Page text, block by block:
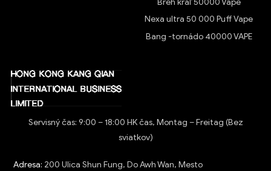
Nexa ultra 50 000 Puff Vape
Bang -tornádo 40000 VAPE
Servisný čas: 9:00 – 18:00 HK čas, Montag – Freitag (Bez
sviatkov)
Adresa: 200 Ulica Shun Fung, Do Awh Wan, Mesto